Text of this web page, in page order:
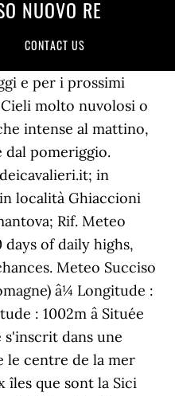
NUOVO RE
CONTACT US
e per i prossimi
molto nuvolosi o
intense al mattino,
dal pomeriggio.
in
località Ghiaccioni
Rif. Meteo
of daily highs,
Meteo Succiso
â¼ Longitude :
: 1002m â Située
dans une
le centre de la mer
îles que sont la Sici